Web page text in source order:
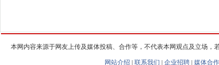
本网内容来源于网友上传及媒体投稿、合作等，不代表本网观点及立场
网站介绍 | 联系我们 | 企业招聘 | 媒体合作